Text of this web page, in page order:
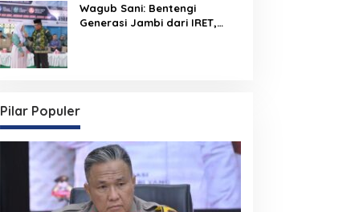
Wagub Sani: Bentengi
Generasi Jambi dari IRET,
Pilar Populer